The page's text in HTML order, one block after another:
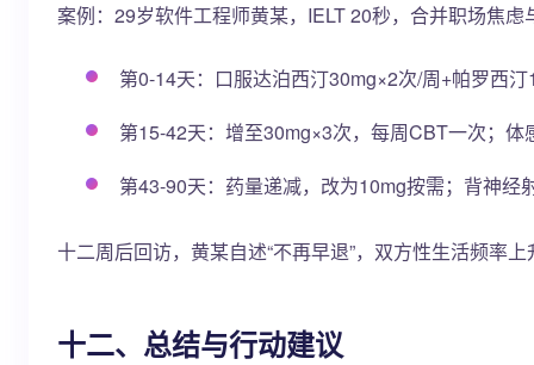
案例：29岁软件工程师黄某，IELT 20秒，合并职场焦
第0-14天：口服达泊西汀30mg×2次/周+帕罗西
第15-42天：增至30mg×3次，每周CBT一次；体
第43-90天：药量递减，改为10mg按需；背神
十二周后回访，黄某自述“不再早退”，双方性生活频率
十二、总结与行动建议